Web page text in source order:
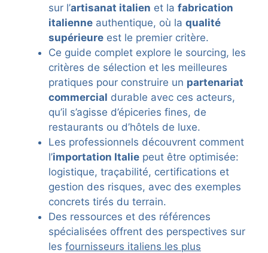
sur l’artisanat italien et la fabrication
italienne authentique, où la qualité
supérieure est le premier critère.
Ce guide complet explore le sourcing, les
critères de sélection et les meilleures
pratiques pour construire un partenariat
commercial durable avec ces acteurs,
qu’il s’agisse d’épiceries fines, de
restaurants ou d’hôtels de luxe.
Les professionnels découvrent comment
l’importation Italie peut être optimisée:
logistique, traçabilité, certifications et
gestion des risques, avec des exemples
concrets tirés du terrain.
Des ressources et des références
spécialisées offrent des perspectives sur
les fournisseurs italiens les plus